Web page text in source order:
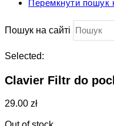
Перемкнути пошук
Пошук на сайті
Selected:
Clavier Filtr do
29.00 zł